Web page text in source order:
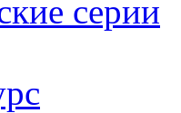
серии